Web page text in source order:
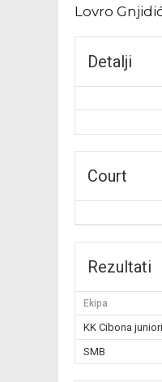
Lovro
Detalji
Court
Rezultati
Ekipa
KK Cibona juniori
SMB